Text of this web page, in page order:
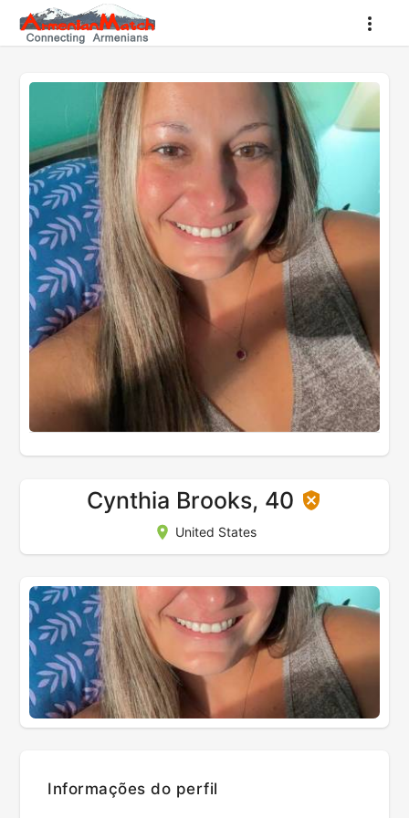
Cynthia Brooks, 40
United States
Informações do perfil